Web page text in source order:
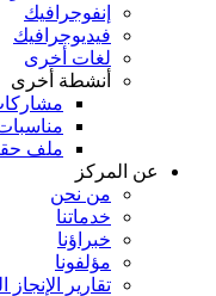
إنفوجرافيك
فيديوجرافيك
لغات أخرى
أنشطة أخرى
ملف
عن المركز
من نحن
خدماتنا
خبراؤنا
مؤلفونا
تقارير الإنجاز